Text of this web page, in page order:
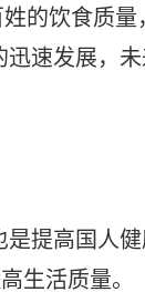
的饮食质
速发展，
提高国人
生活质量。